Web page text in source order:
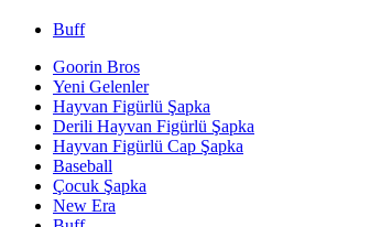
Buff
Goorin Bros
Yeni Gelenler
Hayvan Figürlü Şapka
Derili Hayvan Figürlü Şapka
Hayvan Figürlü Cap Şapka
Baseball
Çocuk Şapka
New Era